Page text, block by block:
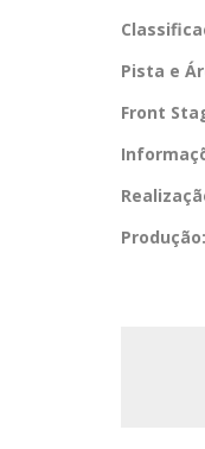
Pista e
Front
Produção: